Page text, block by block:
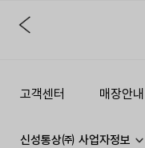
고객센터 매장안내
신성통상㈜ 사업자정보